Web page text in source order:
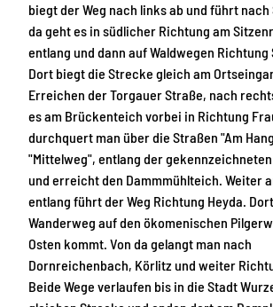
biegt der Weg nach links ab und führt nach
da geht es in südlicher Richtung am
entlang und dann auf Waldwegen
Dort biegt die Strecke gleich am
Erreichen der Torgauer Straße, nach
es am Brückenteich vorbei in Richtung
durchquert man über die Straßen "Am
"Mittelweg", entlang der
und erreicht den Dammmühlteich. Weiter
entlang führt der Weg Richtung Heyda.
Wanderweg auf den ökomenischen
Osten kommt. Von da gelangt man nach
Dornreichenbach, Körlitz und weiter
Beide Wege verlaufen bis in die Stadt